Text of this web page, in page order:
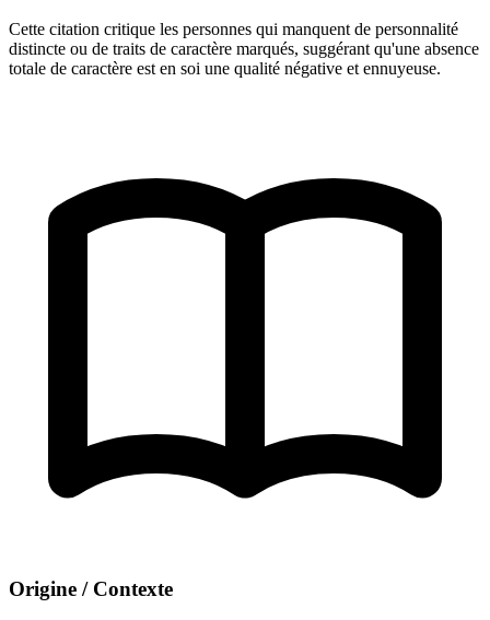
Cette citation critique les personnes qui manquent de personnalité
distincte ou de traits de caractère marqués, suggérant qu'une absence
totale de caractère est en soi une qualité négative et ennuyeuse.
Origine / Contexte